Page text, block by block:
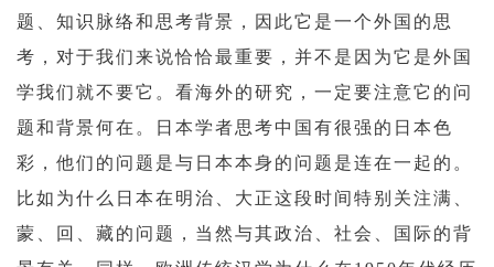
题、知识脉络和思考背景，因此它是一个外国的思
考，对于我们来说恰恰最重要，并不是因为它是外国
学我们就不要它。看海外的研究，一定要注意它的问
题和背景何在。日本学者思考中国有很强的日本色
彩，他们的问题是与日本本身的问题是连在一起的。
比如为什么日本在明治、大正这段时间特别关注满、
蒙、回、藏的问题，当然与其政治、社会、国际的背